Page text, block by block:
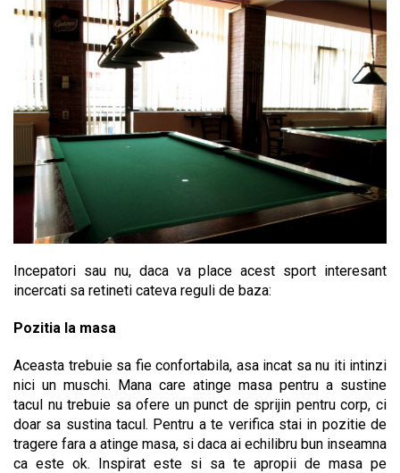
Incepatori sau nu, daca va place acest sport interesant
incercati sa retineti cateva reguli de baza:
Pozitia la masa
Aceasta trebuie sa fie confortabila, asa incat sa nu iti intinzi
nici un muschi. Mana care atinge masa pentru a sustine
tacul nu trebuie sa ofere un punct de sprijin pentru corp, ci
doar sa sustina tacul. Pentru a te verifica stai in pozitie de
tragere fara a atinge masa, si daca ai echilibru bun inseamna
ca este ok. Inspirat este si sa te apropii de masa pe